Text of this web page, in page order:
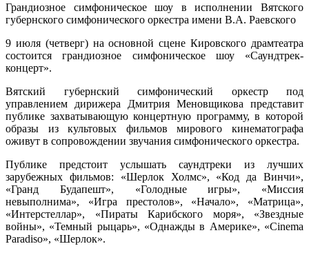
Грандиозное симфоническое шоу в исполнении Вятского
губернского симфонического оркестра имени В.А. Раевского
9 июля (четверг) на основной сцене Кировского драмтеатра
состоится грандиозное симфоническое шоу «Саундтрек-
концерт».
Вятский губернский симфонический оркестр под
управлением дирижера Дмитрия Меновщикова представит
публике захватывающую концертную программу, в которой
образы из культовых фильмов мирового кинематографа
оживут в сопровождении звучания симфонического оркестра.
Публике предстоит услышать саундтреки из лучших
зарубежных фильмов: «Шерлок Холмс», «Код да Винчи»,
«Гранд Будапешт», «Голодные игры», «Миссия
невыполнима», «Игра престолов», «Начало», «Матрица»,
«Интерстеллар», «Пираты Карибского моря», «Звездные
войны», «Темный рыцарь», «Однажды в Америке», «Cinema
Paradiso», «Шерлок».